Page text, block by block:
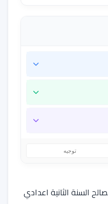
توجيه
السنة الثانية اعدادي